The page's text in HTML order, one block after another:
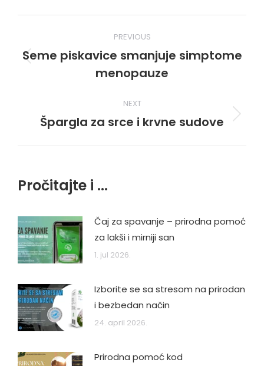
navigation
PREVIOUS
Previous
post:
Seme piskavice smanjuje simptome
menopauze
NEXT
Next
Špargla za srce i krvne sudove
Pročitajte i ...
Čaj za spavanje – prirodna pomoć
za lakši i mirniji san
1. jul 2026.
Izborite se sa stresom na prirodan
i bezbedan način
24. april 2026.
Prirodna pomoć kod